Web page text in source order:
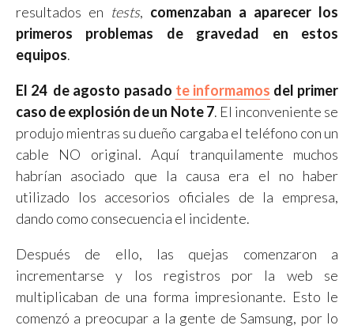
resultados en tests, comenzaban a aparecer los
primeros problemas de gravedad en estos
equipos.
El 24 de agosto pasado te informamos del primer
caso de explosión de un Note 7. El inconveniente se
produjo mientras su dueño cargaba el teléfono con un
cable NO original. Aquí tranquilamente muchos
habrían asociado que la causa era el no haber
utilizado los accesorios oficiales de la empresa,
dando como consecuencia el incidente.
Después de ello, las quejas comenzaron a
incrementarse y los registros por la web se
multiplicaban de una forma impresionante. Esto le
comenzó a preocupar a la gente de Samsung, por lo